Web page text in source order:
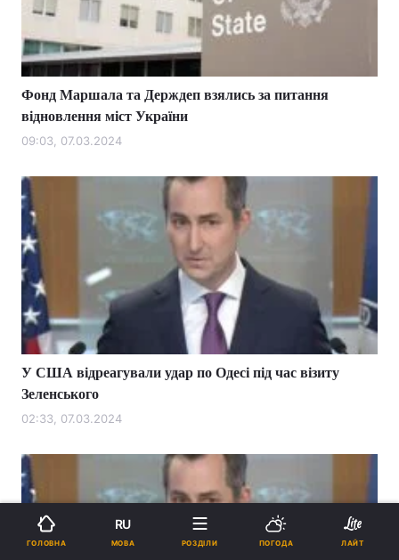
Фонд Маршала та Держдеп взялись за питання
відновлення міст України
09:03, 07.03.2024
У США відреагували удар по Одесі під час візиту
Зеленського
02:33, 07.03.2024
ГОЛОВНА
RU
МОВА РОЗДІЛИ ПОГОДА ЛАЙТ